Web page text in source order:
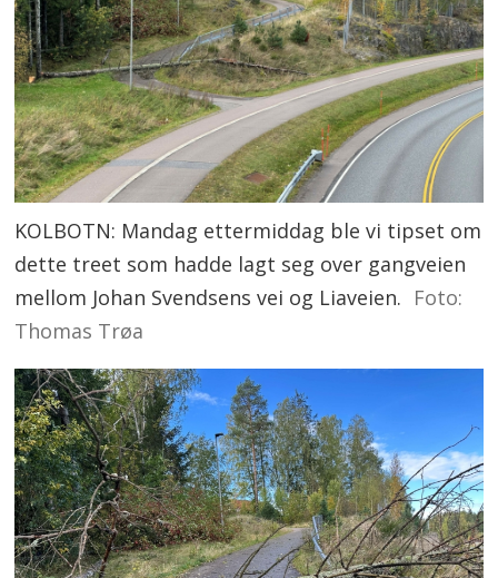
KOLBOTN: Mandag ettermiddag ble vi tipset om
dette treet som hadde lagt seg over gangveien
mellom Johan Svendsens vei og Liaveien. Foto:
Thomas Trøa